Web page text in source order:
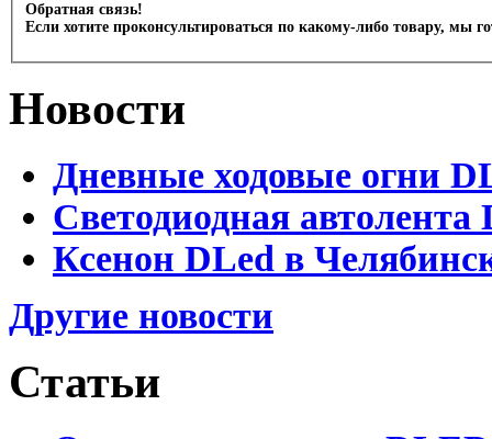
Обратная связь!
Если хотите проконсультироваться по какому-либо товару, мы
Новости
Дневные ходовые огни
Светодиодная
Ксенон DLed в
Другие новости
Статьи